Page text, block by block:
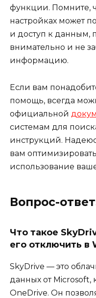
функции. Помните,
настройках может
и доступ к данным,
внимательно и не
информацию.
Если вам
помощь, всегда
официальной
системам для
инструкций.
вам
использование
Вопрос-
Что такое
его отключить в
SkyDrive — это
данных от Microsoft,
OneDrive. Он